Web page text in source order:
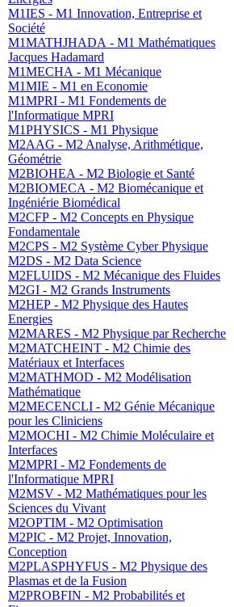
M1IES - M1 Innovation, Entreprise et
Société
M1MATHJHADA - M1 Mathématiques
Jacques Hadamard
M1MECHA - M1 Mécanique
M1MIE - M1 en Economie
M1MPRI - M1 Fondements de
l'Informatique MPRI
M1PHYSICS - M1 Physique
M2AAG - M2 Analyse, Arithmétique,
Géométrie
M2BIOHEA - M2 Biologie et Santé
M2BIOMECA - M2 Biomécanique et
Ingéniérie Biomédical
M2CFP - M2 Concepts en Physique
Fondamentale
M2CPS - M2 Système Cyber Physique
M2DS - M2 Data Science
M2FLUIDS - M2 Mécanique des Fluides
M2GI - M2 Grands Instruments
M2HEP - M2 Physique des Hautes
Energies
M2MARES - M2 Physique par Recherche
M2MATCHEINT - M2 Chimie des
Matériaux et Interfaces
M2MATHMOD - M2 Modélisation
Mathématique
M2MECENCLI - M2 Génie Mécanique
pour les Cliniciens
M2MOCHI - M2 Chimie Moléculaire et
Interfaces
M2MPRI - M2 Fondements de
l'Informatique MPRI
M2MSV - M2 Mathématiques pour les
Sciences du Vivant
M2OPTIM - M2 Optimisation
M2PIC - M2 Projet, Innovation,
Conception
M2PLASPHYFUS - M2 Physique des
Plasmas et de la Fusion
M2PROBFIN - M2 Probabilités et